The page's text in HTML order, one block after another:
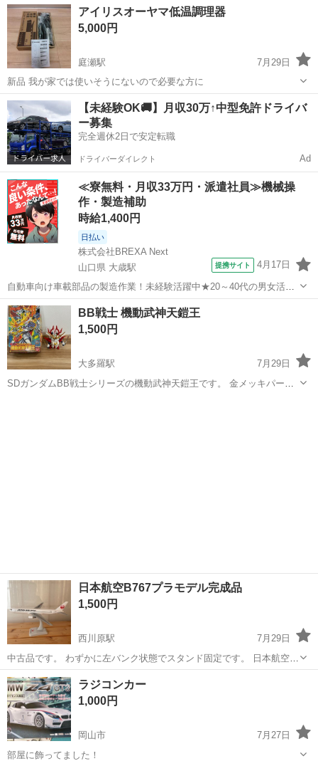
み立て全長146㎝です！ 取引場所 浜町のブックオフ、
うどん屋明月の...
岡山 倉敷市 倉敷駅 模型、プラモデル
エヴァンゲリオン
アイリスオーヤマ低温調理器
5,000円
庭瀬駅
7月29日
新品 我が家では使いそうにないので必要な方に
岡山 岡山市 庭瀬駅 模型、プラモデル
アイリスオーヤマ
【未経験OK🚚】月収30万↑中型免許ドライバ
ー募集
完全週休2日で安定転職
ドライバーダイレクト Ad
≪寮無料・月収33万円・派遣社員≫機械操
作・製造補助
時給1,400円
日払い
株式会社BREXA Next
山口県 大歳駅
提携サイト 4月17日
自動車向け車載部品の製造作業！未経験活躍中★20～40代の男女活躍
中！友達同士での応募OK！備品付きワンルーム寮費無料！赴任旅費会
社負担！生活支援物資事前対応可◎格安食堂利用可！年間休日135日
♪《山口県山口市》 人気の工...
山口 山口市 大歳駅 その他
BB戦士 機動武神天鎧王
1,500円
大多羅駅
7月29日
SDガンダムBB戦士シリーズの機動武神天鎧王です。 金メッキパーツ
日本航空B767プラモデル完成品
1,500円
西川原駅
7月29日
中古品です。 わずかに左バンク状態でスタンド固定です。 日本航空通
販サイト正規品です。 キズ、汚れは無く美品です。 ABS樹脂製 サイ
ズ 全長約27㎝ 全幅約23.5㎝ 全高約16.5㎝（スタンド含
む） スケール 1...
岡山 岡山市
ラジコンカー
1,000円
岡山市
7月27日
部屋に飾ってました！